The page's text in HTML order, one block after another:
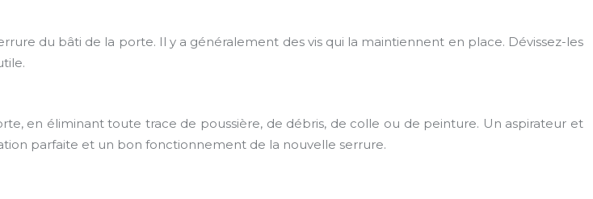
du bâti de la porte. Il y a généralement des vis qui la maintiennent en place. Dévissez-les
en éliminant toute trace de poussière, de débris, de colle ou de peinture. Un aspirateur et
parfaite et un bon fonctionnement de la nouvelle serrure.